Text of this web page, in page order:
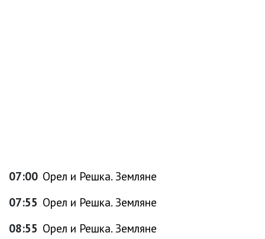
07:00 Орел и Решка. Земляне
07:55 Орел и Решка. Земляне
08:55 Орел и Решка. Земляне